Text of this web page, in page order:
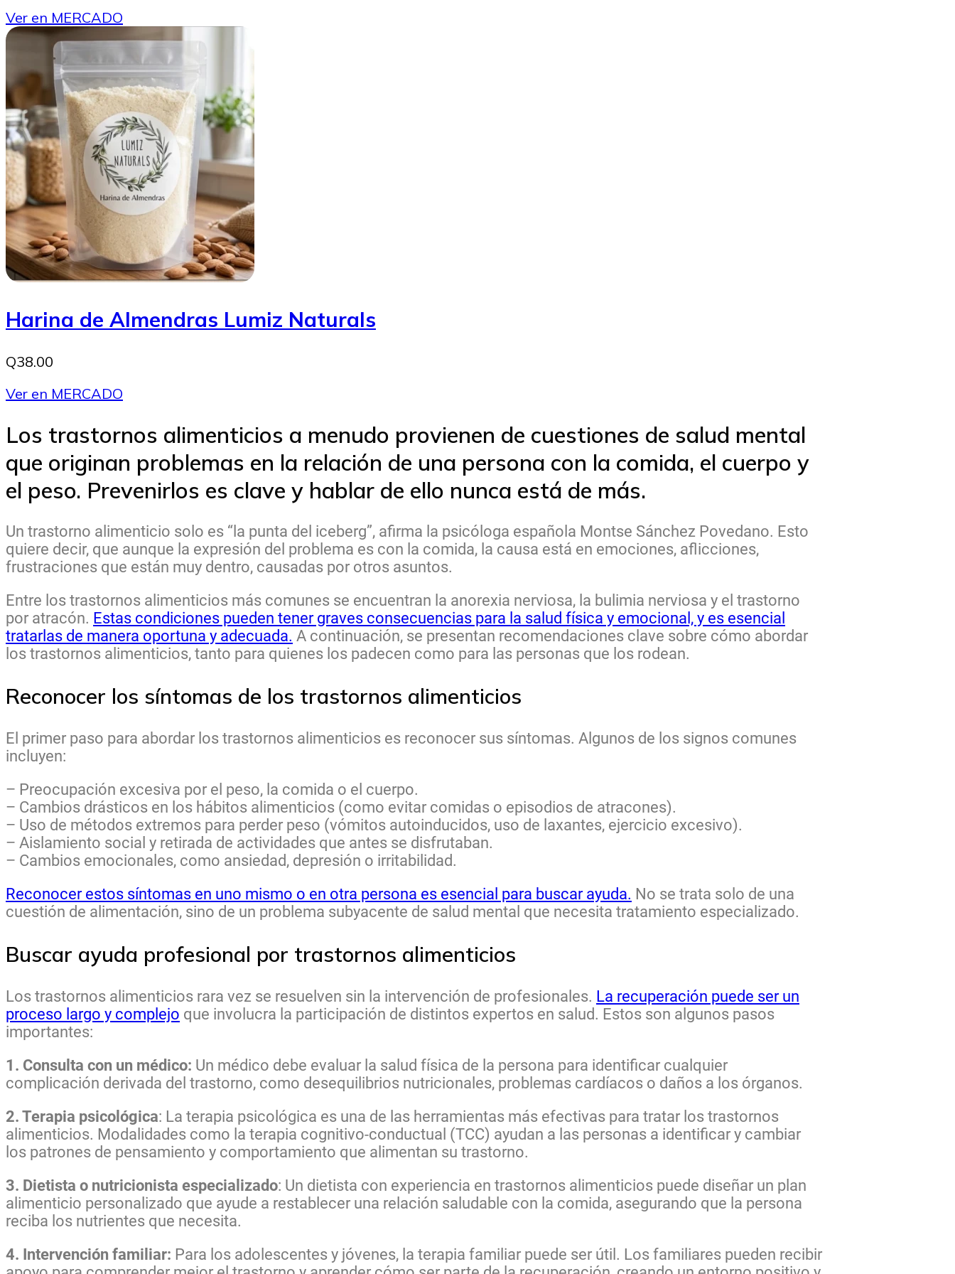
Ver en MERCADO
Harina de Almendras Lumiz Naturals
Q38.00
Ver en MERCADO
Los trastornos alimenticios a menudo provienen de cuestiones de salud mental
que originan problemas en la relación de una persona con la comida, el cuerpo y
el peso. Prevenirlos es clave y hablar de ello nunca está de más.
Un trastorno alimenticio solo es “la punta del iceberg”, afirma la psicóloga española Montse Sánchez Povedano. Esto
quiere decir, que aunque la expresión del problema es con la comida, la causa está en emociones, aflicciones,
frustraciones que están muy dentro, causadas por otros asuntos.
Entre los trastornos alimenticios más comunes se encuentran la anorexia nerviosa, la bulimia nerviosa y el trastorno
por atracón. Estas condiciones pueden tener graves consecuencias para la salud física y emocional, y es esencial
tratarlas de manera oportuna y adecuada. A continuación, se presentan recomendaciones clave sobre cómo abordar
los trastornos alimenticios, tanto para quienes los padecen como para las personas que los rodean.
Reconocer los síntomas de los trastornos alimenticios
El primer paso para abordar los trastornos alimenticios es reconocer sus síntomas. Algunos de los signos comunes
incluyen:
– Preocupación excesiva por el peso, la comida o el cuerpo.
– Cambios drásticos en los hábitos alimenticios (como evitar comidas o episodios de atracones).
– Uso de métodos extremos para perder peso (vómitos autoinducidos, uso de laxantes, ejercicio excesivo).
– Aislamiento social y retirada de actividades que antes se disfrutaban.
– Cambios emocionales, como ansiedad, depresión o irritabilidad.
Reconocer estos síntomas en uno mismo o en otra persona es esencial para buscar ayuda. No se trata solo de una
cuestión de alimentación, sino de un problema subyacente de salud mental que necesita tratamiento especializado.
Buscar ayuda profesional por trastornos alimenticios
Los trastornos alimenticios rara vez se resuelven sin la intervención de profesionales. La recuperación puede ser un
proceso largo y complejo que involucra la participación de distintos expertos en salud. Estos son algunos pasos
importantes:
1. Consulta con un médico: Un médico debe evaluar la salud física de la persona para identificar cualquier
complicación derivada del trastorno, como desequilibrios nutricionales, problemas cardíacos o daños a los órganos.
2. Terapia psicológica: La terapia psicológica es una de las herramientas más efectivas para tratar los trastornos
alimenticios. Modalidades como la terapia cognitivo-conductual (TCC) ayudan a las personas a identificar y cambiar
los patrones de pensamiento y comportamiento que alimentan su trastorno.
3. Dietista o nutricionista especializado: Un dietista con experiencia en trastornos alimenticios puede diseñar un plan
alimenticio personalizado que ayude a restablecer una relación saludable con la comida, asegurando que la persona
reciba los nutrientes que necesita.
4. Intervención familiar: Para los adolescentes y jóvenes, la terapia familiar puede ser útil. Los familiares pueden recibir